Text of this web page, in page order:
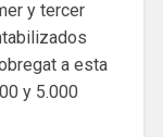
y tercer
a esta
y 5.000